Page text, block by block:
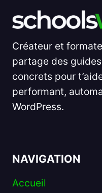
Créateur et
partage des
concrets pour
performant,
WordPress.
NAVIGATION
Accueil